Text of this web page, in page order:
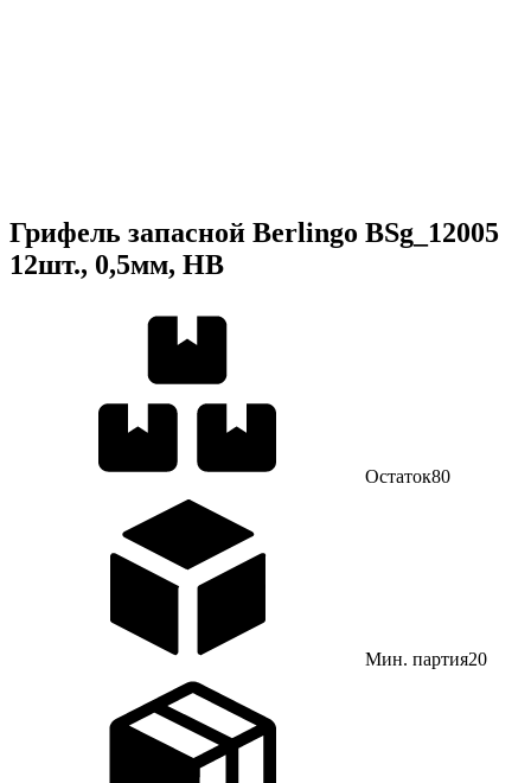
Грифель запасной Berlingo BSg_12005
12шт., 0,5мм, HB
Остаток80
Мин. партия20